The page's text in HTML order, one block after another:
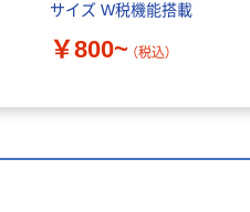
サイズ W税機能搭載
￥800~ （税込）